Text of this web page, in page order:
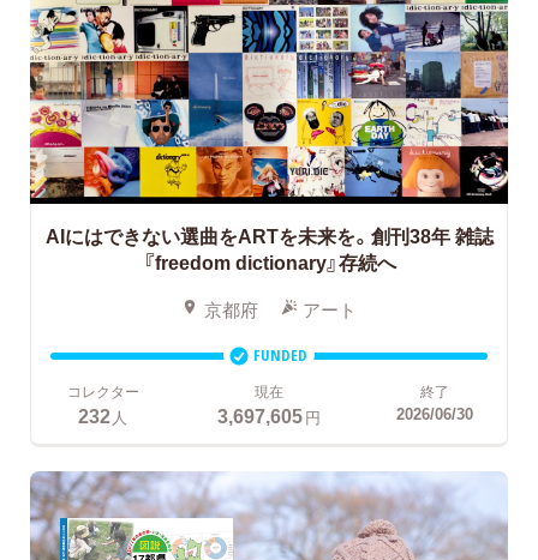
AIにはできない選曲をARTを未来を。創刊38年 雑誌
『freedom dictionary』存続へ
京都府 アート
FUNDED
コレクター
232 人
現在
3,697,605円
終了
2026/06/30